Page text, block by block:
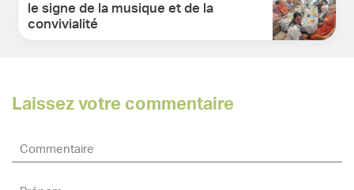
le signe de la musique et de la
convivialité
Laissez votre commentaire